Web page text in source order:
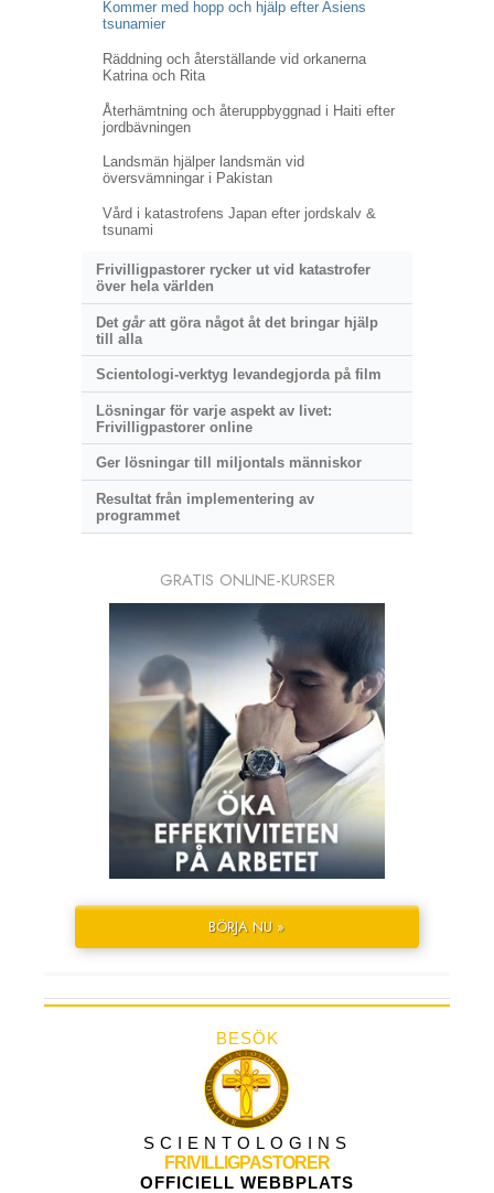
Kommer med hopp och hjälp efter Asiens
tsunamier
Räddning och återställande vid orkanerna
Katrina och Rita
Återhämtning och återuppbyggnad i Haiti efter
jordbävningen
Landsmän hjälper landsmän vid
översvämningar i Pakistan
Vård i katastrofens Japan efter jordskalv &
tsunami
Frivilligpastorer rycker ut vid katastrofer
över hela världen
Det gåratt göra något åt det bringar hjälp
till alla
Scientologi-verktyg levandegjorda på film
Lösningar för varje aspekt av livet:
Frivilligpastorer online
Ger lösningar till miljontals människor
Resultat från implementering av
programmet
GRATIS ONLINE-KURSER
BÖRJA NU »
BESÖK
SCIENTOLOGINS
FRIVILLIGPASTORER
OFFICIELL WEBBPLATS